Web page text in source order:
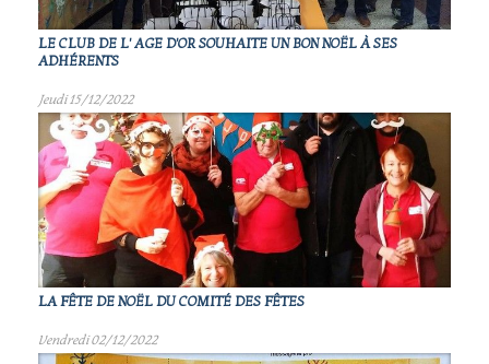
LE CLUB DE L' AGE D'OR SOUHAITE UN BON NOËL À SES
ADHÉRENTS
Jeudi 15/12/2022
LA FÊTE DE NOËL DU COMITÉ DES FÊTES
Vendredi 02/12/2022